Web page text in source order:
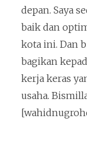
depan. Saya
baik dan
kota ini. Dan
bagikan
kerja keras
usaha.